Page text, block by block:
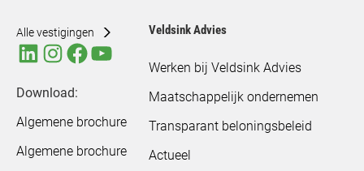
Alle vestigingen
Download:
Algemene brochure
Algemene brochure
Veldsink Advies
Werken bij Veldsink Advies
Maatschappelijk ondernemen
Transparant beloningsbeleid
Actueel